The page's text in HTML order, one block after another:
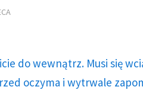
do wewnątrz. Musi się
oczyma i wytrwale